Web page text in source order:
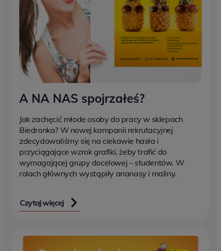
A NA NAS spojrzałeś?
Jak zachęcić młode osoby do pracy w sklepach
Biedronka? W nowej kampanii rekrutacyjnej
zdecydowaliśmy się na ciekawie hasła i
przyciągające wzrok grafiki, żeby trafić do
wymagającej grupy docelowej – studentów. W
rolach głównych wystąpiły ananasy i maliny.
Czytaj więcej